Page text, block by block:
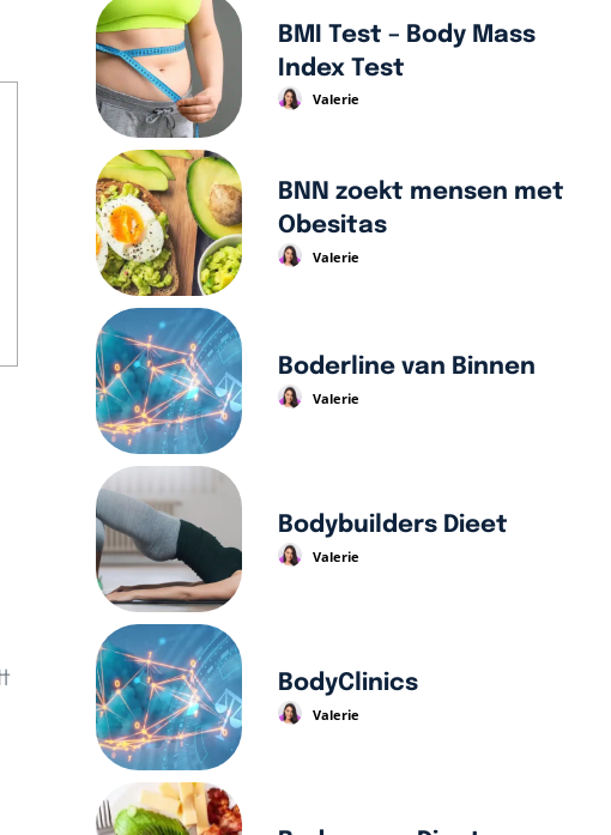
BMI Test – Body Mass
Index Test
Valerie
BNN zoekt mensen met
Obesitas
Valerie
Boderline van Binnen
Valerie
Bodybuilders Dieet
Valerie
BodyClinics
Valerie